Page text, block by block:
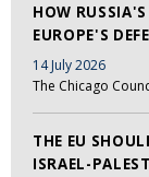
HOW
EUROPE'S
14 July 2026
The Chicago
THE EU
ISRAEL-